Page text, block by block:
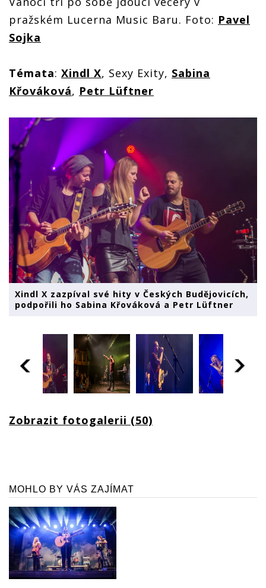
pražském Lucerna Music Baru. Foto: Pavel
Sojka
Témata: Xindl X, Sexy Exity, Sabina
Křováková, Petr Lüftner
Xindl X zazpíval své hity v Českých Budějovicích,
podpořili ho Sabina Křováková a Petr Lüftner
Zobrazit fotogalerii (50)
MOHLO BY VÁS ZAJÍMAT